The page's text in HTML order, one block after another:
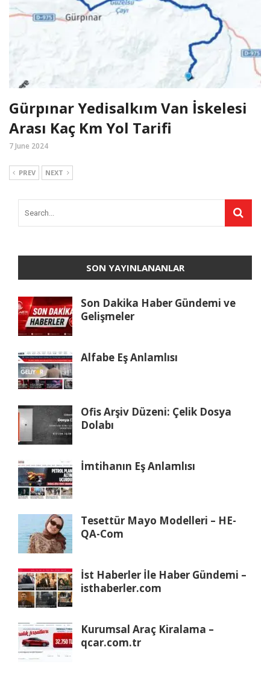
Gürpınar Yedisalkım Van İskelesi
Arası Kaç Km Yol Tarifi
7 June 2024
PREV NEXT
SON YAYINLANANLAR
Son Dakika Haber Gündemi ve
Gelişmeler
Alfabe Eş Anlamlısı
Ofis Arşiv Düzeni: Çelik Dosya
Dolabı
İmtihanın Eş Anlamlısı
Tesettür Mayo Modelleri – HE-
QA-Com
İst Haberler İle Haber Gündemi –
isthaberler.com
Kurumsal Araç Kiralama –
qcar.com.tr